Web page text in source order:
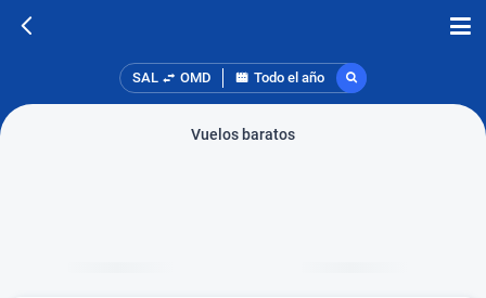
SAL OMD Todo el año
Vuelos baratos